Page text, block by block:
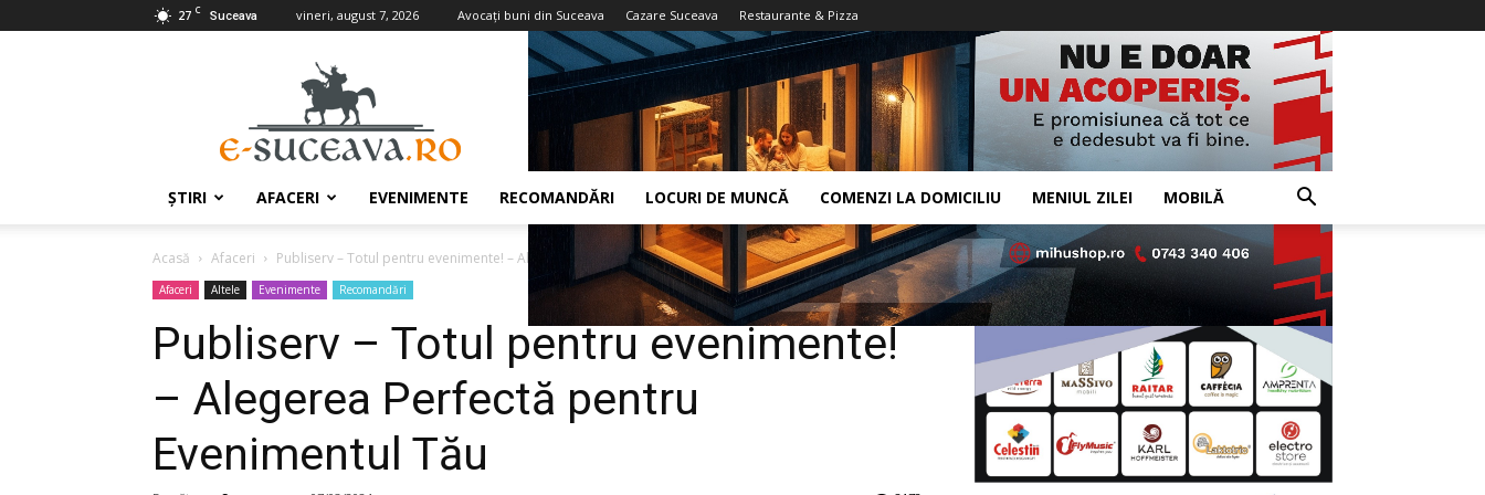
27 C Suceava vineri, august 7, 2026 Avocaţi buni din Suceava Cazare Suceava Restaurante & Pizza
ŞTIRI AFACERI EVENIMENTE RECOMANDĂRI LOCURI DE MUNCĂ COMENZI LA DOMICILIU MENIUL ZILEI MOBILĂ
Acasă Afaceri Publiserv – Totul pentru evenimente! – Alegerea Perfectă pentru Evenimentul Tău
Afaceri Altele Evenimente Recomandări
Publiserv – Totul pentru evenimente!
– Alegerea Perfectă pentru
Evenimentul Tău